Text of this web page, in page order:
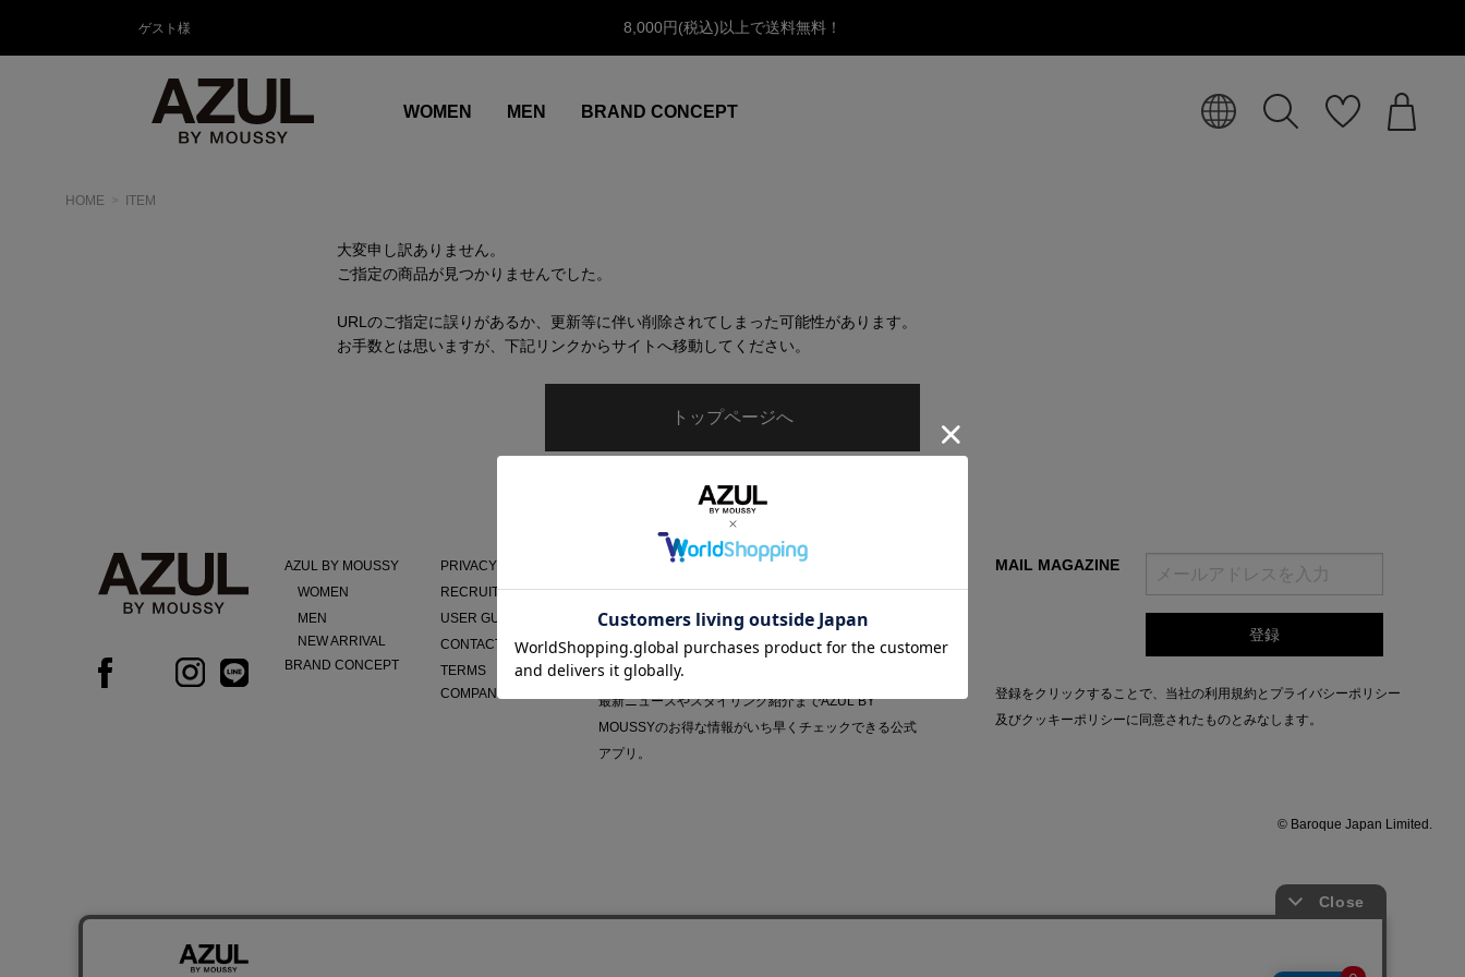
ゲスト様 8,000円(税込)以上で送料無料！
WOMEN MEN BRAND CONCEPT
HOME ITEM
大変申し訳ありません。
ご指定の商品が見つかりませんでした。
URLのご指定に誤りがあるか、更新等に伴い削除されてしまった可能性があります。
お手数とは思いますが、下記リンクからサイトへ移動してください。
トップページへ
AZUL BY MOUSSY
WOMEN
MEN
NEW ARRIVAL
BRAND CONCEPT
PRIVACY POLICY
RECRUIT
USER GUIDE
CONTACT
TERMS
COMPANY
AZUL APP
最新ニュースやスタイリング紹介までAZUL BY
MOUSSYのお得な情報がいち早くチェックできる公式
アプリ。
MAIL MAGAZINE
登録をクリックすることで、当社の利用規約 と プライバシーポリシー
及びクッキーポリシーに同意されたものとみなします。
© Baroque Japan Limited.